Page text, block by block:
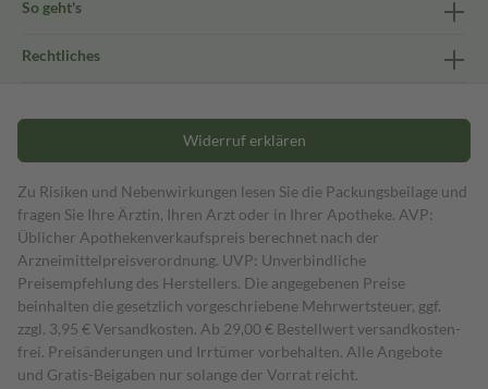
So geht's
Rechtliches
Widerruf erklären
Zu Risiken und Nebenwirkungen lesen Sie die Packungsbeilage und
fragen Sie Ihre Ärztin, Ihren Arzt oder in Ihrer Apotheke. AVP:
Üblicher Apothekenverkaufspreis berechnet nach der
Arzneimittelpreisverordnung. UVP: Unverbindliche
Preisempfehlung des Herstellers. Die angegebenen Preise
beinhalten die gesetzlich vorgeschriebene Mehrwertsteuer, ggf.
zzgl. 3,95 € Versandkosten. Ab 29,00 € Bestell­wert versand­kosten­
frei. Preisänderungen und Irrtümer vorbehalten. Alle Angebote
und Gratis-Beigaben nur solange der Vorrat reicht.